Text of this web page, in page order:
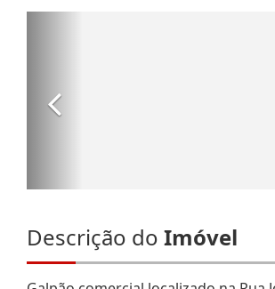
Descrição do Imóvel